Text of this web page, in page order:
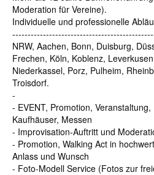
Moderation für Vereine).
Individuelle und professionelle
NRW, Aachen, Bonn, Duisburg,
Frechen, Köln, Koblenz,
Niederkassel, Porz, Pulheim,
Troisdorf.
-
- EVENT, Promotion,
Kaufhäuser, Messen
- Improvisation-Auftritt und
- Promotion, Walking Act in
Anlass und Wunsch
- Foto-Modell Service (Fotos zur